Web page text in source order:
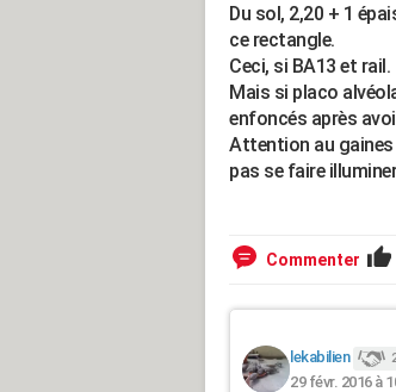
Du sol, 2,20 + 1
ce rectangle.
Ceci, si BA13 et rail.
Mais si placo
enfoncés après
Attention au gaines
pas se faire
Commenter
lekabilien
29 févr. 2016 à